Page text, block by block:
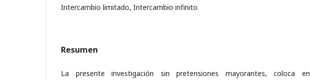
Intercambio limitado, Intercambio infinito
Resumen
La presente investigación sin pretensiones mayorantes, coloca en